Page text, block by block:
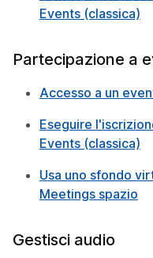
Events (classica)
Partecipazione a
Accesso a un
Eseguire
Events (classica)
Usa uno sfondo
Meetings spazio
Gestisci audio